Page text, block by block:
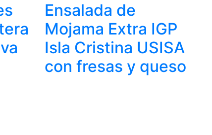
Ensalada de
Mojama Extra IGP
Isla Cristina USISA
con fresas y queso